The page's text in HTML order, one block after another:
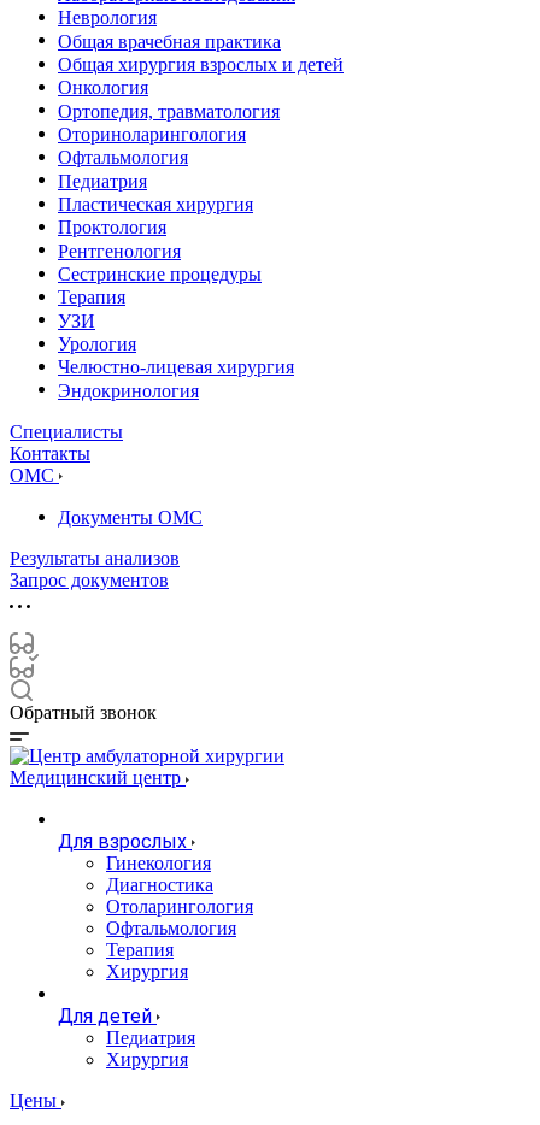
Неврология
Общая врачебная практика
Общая хирургия взрослых и детей
Онкология
Ортопедия, травматология
Оториноларингология
Офтальмология
Педиатрия
Пластическая хирургия
Проктология
Рентгенология
Сестринские процедуры
Терапия
УЗИ
Урология
Челюстно-лицевая хирургия
Эндокринология
Специалисты
Контакты
ОМС
Документы ОМС
Результаты анализов
Запрос документов
Обратный звонок
Медицинский центр
Для взрослых
Гинекология
Диагностика
Отоларингология
Офтальмология
Терапия
Хирургия
Для детей
Педиатрия
Хирургия
Цены